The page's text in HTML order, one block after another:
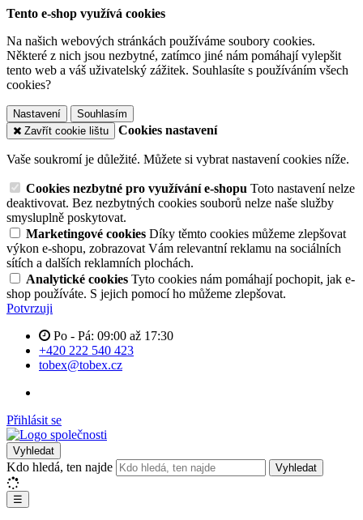
Tento e-shop využívá cookies
Na našich webových stránkách používáme soubory cookies.
Některé z nich jsou nezbytné, zatímco jiné nám pomáhají vylepšit
tento web a váš uživatelský zážitek. Souhlasíte s používáním všech
cookies?
Nastavení
Souhlasím
Zavřít cookie lištu
Cookies nastavení
Vaše soukromí je důležité. Můžete si vybrat nastavení cookies níže.
Cookies nezbytné pro využívání e-shopu Toto nastavení nelze
deaktivovat. Bez nezbytných cookies souborů nelze naše služby
smysluplně poskytovat.
Marketingové cookies Díky těmto cookies můžeme zlepšovat
výkon e-shopu, zobrazovat Vám relevantní reklamu na sociálních
sítích a dalších reklamních plochách.
Analytické cookies Tyto cookies nám pomáhají pochopit, jak e-
shop používáte. S jejich pomocí ho můžeme zlepšovat.
Potvrzuji
Po - Pá: 09:00 až 17:30
+420 222 540 423
tobex@tobex.cz
Přihlásit se
Vyhledat
Kdo hledá, ten najde Vyhledat
☰